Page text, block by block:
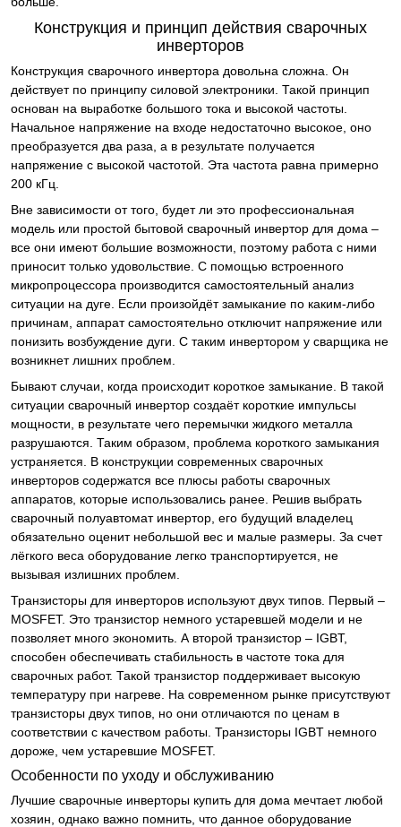
Конструкция и принцип действия сварочных
инверторов
Конструкция сварочного инвертора довольна сложна. Он
действует по принципу силовой электроники. Такой принцип
основан на выработке большого тока и высокой частоты.
Начальное напряжение на входе недостаточно высокое, оно
преобразуется два раза, а в результате получается
напряжение с высокой частотой. Эта частота равна примерно
200 кГц.
Вне зависимости от того, будет ли это профессиональная
модель или простой бытовой сварочный инвертор для дома –
все они имеют большие возможности, поэтому работа с ними
приносит только удовольствие. С помощью встроенного
микропроцессора производится самостоятельный анализ
ситуации на дуге. Если произойдёт замыкание по каким-либо
причинам, аппарат самостоятельно отключит напряжение или
понизить возбуждение дуги. С таким инвертором у сварщика не
возникнет лишних проблем.
Бывают случаи, когда происходит короткое замыкание. В такой
ситуации сварочный инвертор создаёт короткие импульсы
мощности, в результате чего перемычки жидкого металла
разрушаются. Таким образом, проблема короткого замыкания
устраняется. В конструкции современных сварочных
инверторов содержатся все плюсы работы сварочных
аппаратов, которые использовались ранее. Решив выбрать
сварочный полуавтомат инвертор, его будущий владелец
обязательно оценит небольшой вес и малые размеры. За счет
лёгкого веса оборудование легко транспортируется, не
вызывая излишних проблем.
Транзисторы для инверторов используют двух типов. Первый –
MOSFET. Это транзистор немного устаревшей модели и не
позволяет много экономить. А второй транзистор – IGBT,
способен обеспечивать стабильность в частоте тока для
сварочных работ. Такой транзистор поддерживает высокую
температуру при нагреве. На современном рынке присутствуют
транзисторы двух типов, но они отличаются по ценам в
соответствии с качеством работы. Транзисторы IGBT немного
дороже, чем устаревшие MOSFET.
Особенности по уходу и обслуживанию
Лучшие сварочные инверторы купить для дома мечтает любой
хозяин, однако важно помнить, что данное оборудование